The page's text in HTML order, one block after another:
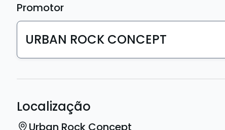
Promotor
URBAN ROCK CONCEPT
Localização
Urban Rock Concept